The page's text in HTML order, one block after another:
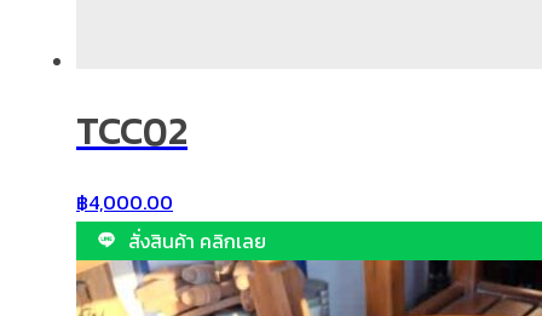
TCC02
฿4,000.00
สั่งสินค้า คลิกเลย